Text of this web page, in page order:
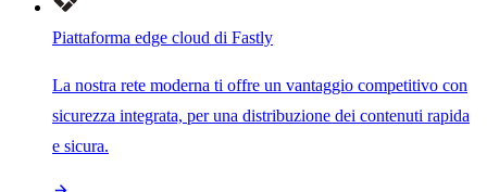
Piattaforma edge cloud di Fastly
La nostra rete moderna ti offre un vantaggio competitivo con
sicurezza integrata, per una distribuzione dei contenuti rapida
e sicura.